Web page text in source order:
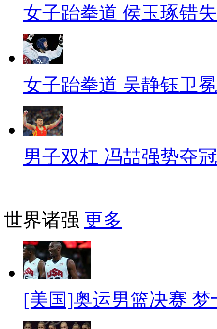
女子跆拳道 侯玉琢错
女子跆拳道 吴静钰卫冕
男子双杠 冯喆强势夺冠
世界诸强 更多
[美国]奥运男篮决赛